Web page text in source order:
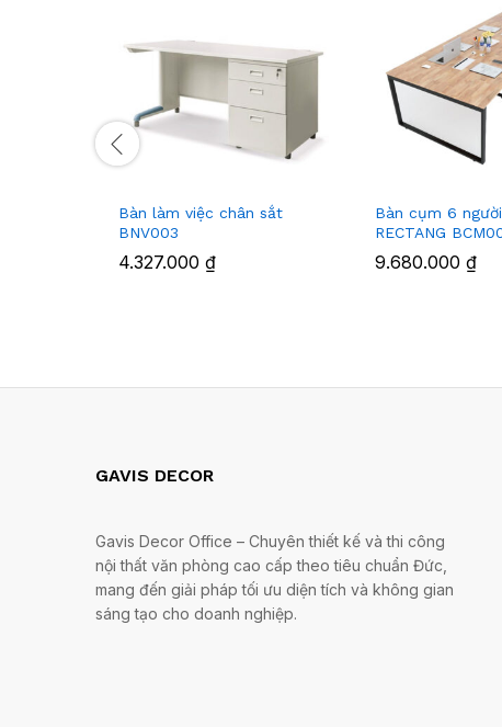
Bàn làm việc chân sắt
BNV003
4.327.000 ₫
Bàn cụm 6
RECTANG
9.680.000 ₫
GAVIS DECOR
Gavis Decor Office – Chuyên thiết kế và thi công
nội thất văn phòng cao cấp theo tiêu chuẩn Đức,
mang đến giải pháp tối ưu diện tích và không gian
sáng tạo cho doanh nghiệp.